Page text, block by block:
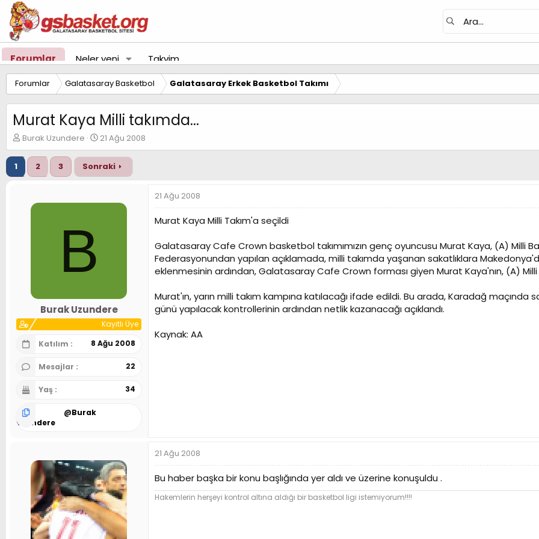
Forumlar Neler yeni Takvim
Forumlar Galatasaray Basketbol Galatasaray Erkek Basketbol Takımı
Murat Kaya Milli takımda...
K
o
n
u
y
Burak Uzundere
B
a
ş
l
a
g
21 Ağu 2008
1 2 3 Sonraki
B
Burak Uzundere
Kayıtlı Üye
Katılım
8 Ağu 2008
Mesajlar 22
Yaş 34
@Burak
Uzundere
21 Ağu 2008
Murat Kaya Milli Takım'a seçildi
Galatasaray Cafe Crown basketbol takımımızın genç oyuncusu Murat Kaya, (A) Milli
Federasyonundan yapılan açıklamada, milli takımda yaşanan sakatlıklara
eklenmesinin ardından, Galatasaray Cafe Crown forması giyen Murat Kaya'nın, (A) Milli
Murat'ın, yarın milli takım kampına katılacağı ifade edildi. Bu arada, Karadağ
günü yapılacak kontrollerinin ardından netlik kazanacağı açıklandı.
Kaynak: AA
21 Ağu 2008
Bu haber başka bir konu başlığında yer aldı ve üzerine konuşuldu .
Hakemlerin herşeyi kontrol altına aldığı bir basketbol ligi istemiyorum!!!!